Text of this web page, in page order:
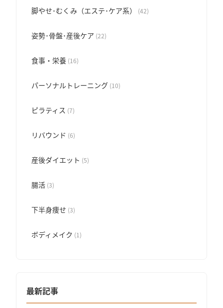
脚やせ･むくみ（エステ･ケア系） (42)
姿勢･骨盤･産後ケア (22)
食事・栄養 (16)
パーソナルトレーニング (10)
ピラティス (7)
リバウンド (6)
産後ダイエット (5)
腸活 (3)
下半身痩せ (3)
ボディメイク (1)
最新記事